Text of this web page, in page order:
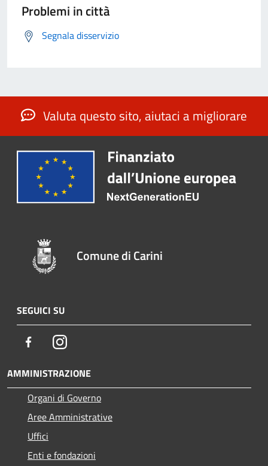
Problemi in città
Segnala disservizio
Valuta questo sito, aiutaci a migliorare
Comune di Carini
SEGUICI SU
FacebookInstagram
AMMINISTRAZIONE
Organi di Governo
Aree Amministrative
Uffici
Enti e fondazioni